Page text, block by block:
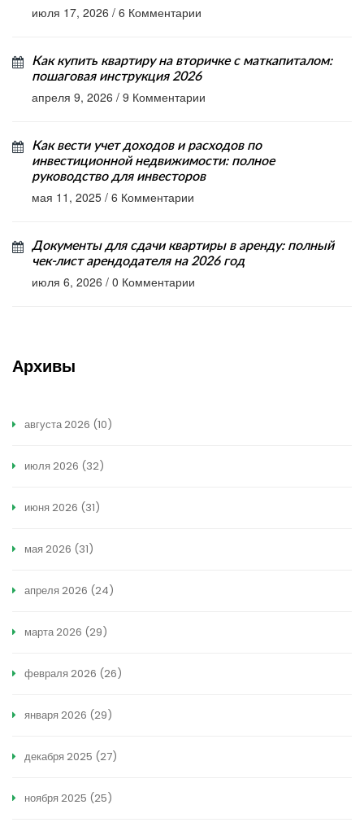
июля 17, 2026 / 6 Комментарии
Как купить квартиру на вторичке с маткапиталом:
пошаговая инструкция 2026
апреля 9, 2026 / 9 Комментарии
Как вести учет доходов и расходов по
инвестиционной недвижимости: полное
руководство для инвесторов
мая 11, 2025 / 6 Комментарии
Документы для сдачи квартиры в аренду: полный
чек-лист арендодателя на 2026 год
июля 6, 2026 / 0 Комментарии
Архивы
августа 2026 (10)
июля 2026 (32)
июня 2026 (31)
мая 2026 (31)
апреля 2026 (24)
марта 2026 (29)
февраля 2026 (26)
января 2026 (29)
декабря 2025 (27)
ноября 2025 (25)